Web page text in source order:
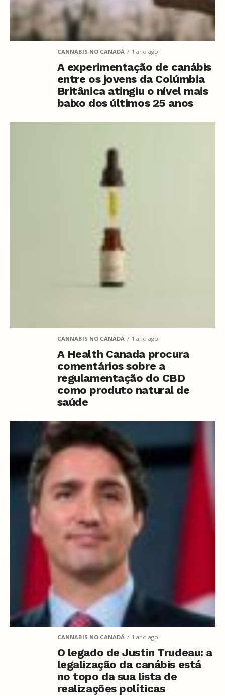
CANNABIS NO CANADÁ 1 ano ago
A experimentação de canábis
entre os jovens da Colúmbia
Britânica atingiu o nível mais
baixo dos últimos 25 anos
CANNABIS NO CANADÁ 1 ano ago
A Health Canada procura
comentários sobre a
regulamentação do CBD
como produto natural de
saúde
CANNABIS NO CANADÁ 1 ano ago
O legado de Justin Trudeau: a
legalização da canábis está
no topo da sua lista de
realizações políticas